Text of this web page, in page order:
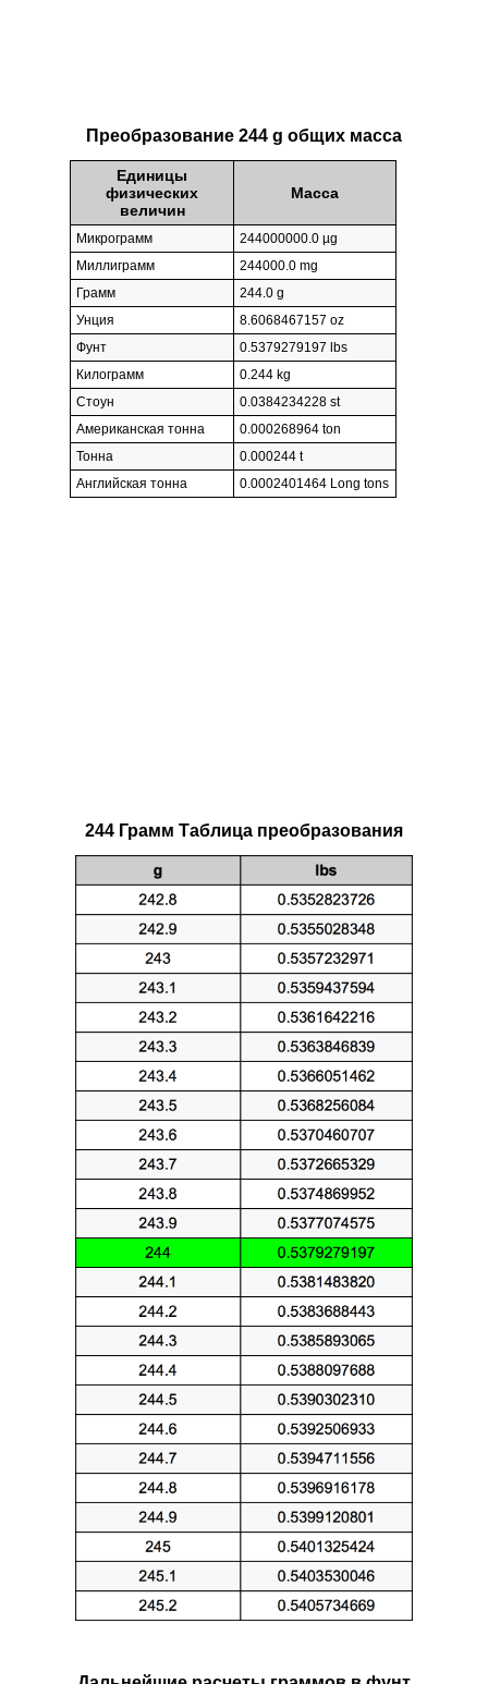
Преобразование 244 g общих масса
Единицы
физических
величин
Масса
Микрограмм
244000000.0 µg
Миллиграмм
244000.0 mg
Грамм
244.0 g
Унция
8.6068467157 oz
Фунт
0.5379279197 lbs
Килограмм
0.244 kg
Стоун
0.0384234228 st
Американская тонна
0.000268964 ton
Тонна
0.000244 t
Английская тонна
0.0002401464 Long tons
244 Грамм Таблица преобразования